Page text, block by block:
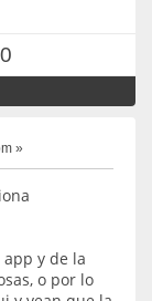
»
y de la
o por lo